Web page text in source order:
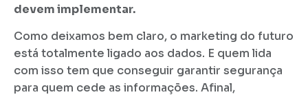
devem implementar.
Como deixamos bem claro, o marketing do futuro
está totalmente ligado aos dados. E quem lida
com isso tem que conseguir garantir segurança
para quem cede as informações. Afinal,